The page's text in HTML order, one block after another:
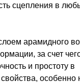
сцепления в
арамидного
за счет
и простоту в
особенно